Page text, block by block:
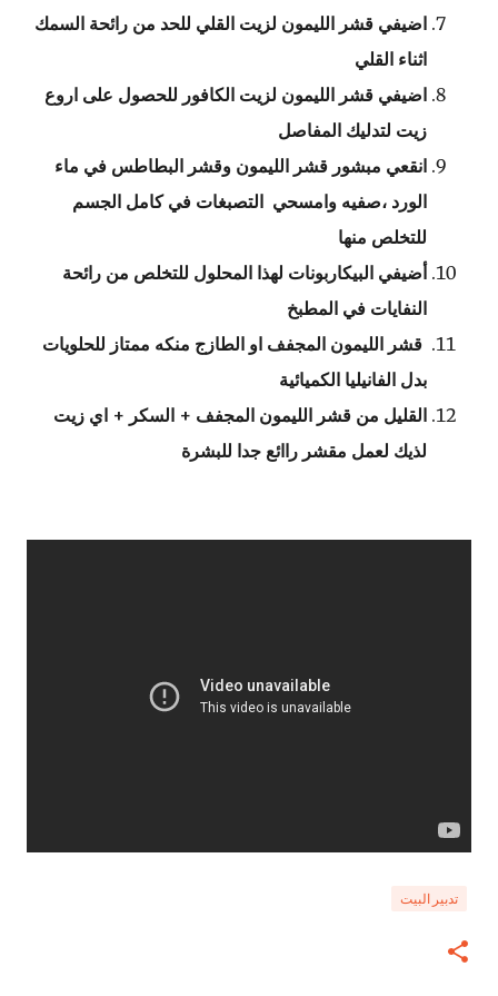
اضيفي قشر الليمون لزيت القلي للحد من رائحة السمك
اثناء القلي
اضيفي قشر الليمون لزيت الكافور للحصول على اروع
زيت لتدليك المفاصل
انقعي مبشور قشر الليمون وقشر البطاطس في ماء
الورد ،صفيه وامسحي التصبغات في كامل الجسم
للتخلص منها
أضيفي البيكاربونات لهذا المحلول للتخلص من رائحة
النفايات في المطبخ
قشر الليمون المجفف او الطازج منكه ممتاز للحلويات
بدل الفانيليا الكميائية
القليل من قشر الليمون المجفف + السكر + اي زيت
لذيك لعمل مقشر راائع جدا للبشرة
تدبير البيت